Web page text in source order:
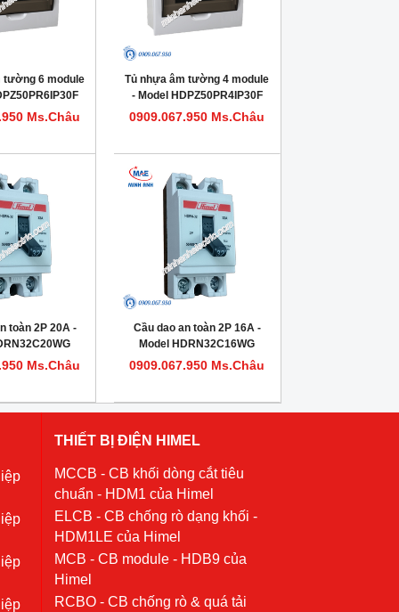
tường 6 module
Ms.Châu
Tủ nhựa âm tường 4 module
- Model HDPZ50PR4IP30F
0909.067.950 Ms.Châu
toàn 2P 20A -
Ms.Châu
Cầu dao an toàn 2P 16A -
Model HDRN32C16WG
0909.067.950 Ms.Châu
THIẾT BỊ ĐIỆN HIMEL
MCCB - CB khối dòng cắt tiêu
chuẩn - HDM1 của Himel
ELCB - CB chống rò dạng khối -
HDM1LE của Himel
MCB - CB module - HDB9 của
Himel
RCBO - CB chống rò & quá tải